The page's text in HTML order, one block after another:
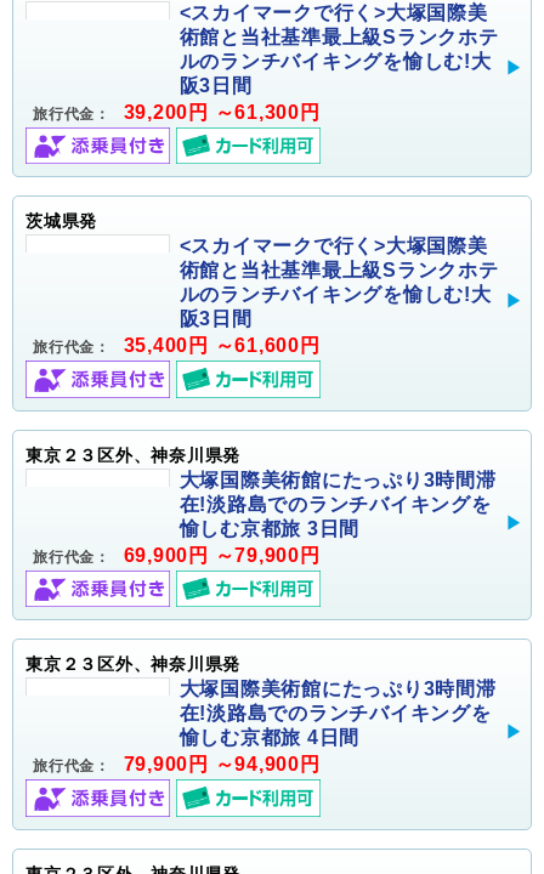
<スカイマークで行く>大塚国際美
術館と当社基準最上級Sランクホテ
ルのランチバイキングを愉しむ!大
阪3日間
旅行代金： 39,200円 ～61,300円
茨城県発
<スカイマークで行く>大塚国際美
術館と当社基準最上級Sランクホテ
ルのランチバイキングを愉しむ!大
阪3日間
旅行代金： 35,400円 ～61,600円
東京２３区外、神奈川県発
大塚国際美術館にたっぷり3時間滞
在!淡路島でのランチバイキングを
愉しむ京都旅 3日間
旅行代金： 69,900円 ～79,900円
東京２３区外、神奈川県発
大塚国際美術館にたっぷり3時間滞
在!淡路島でのランチバイキングを
愉しむ京都旅 4日間
旅行代金： 79,900円 ～94,900円